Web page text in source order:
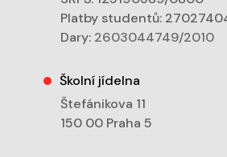
Platby studentů:
Dary: 2603044749/2010
Školní jídelna
Štefánikova 11
150 00 Praha 5